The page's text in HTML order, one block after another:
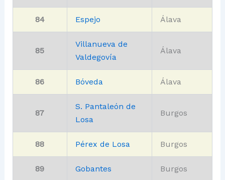
84 Espejo Álava
85
Villanueva de
Valdegovía
Álava
86 Bóveda Álava
87
S. Pantaleón de
Losa
Burgos
88 Pérex de Losa Burgos
89 Gobantes Burgos